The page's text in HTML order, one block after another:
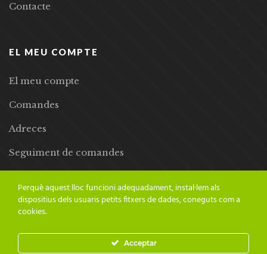
Contacte
EL MEU COMPTE
El meu compte
Comandes
Adreces
Seguiment de comandes
Perquè aquest lloc funcioni adequadament, instal·lem als
dispositius dels usuaris petits fitxers de dades, coneguts com a
cookies.
Acceptar